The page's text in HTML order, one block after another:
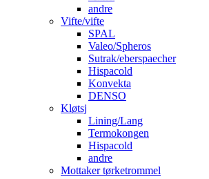
andre
Vifte/vifte
SPAL
Valeo/Spheros
Sutrak/eberspaecher
Hispacold
Konvekta
DENSO
Kløtsj
Lining/Lang
Termokongen
Hispacold
andre
Mottaker tørketrommel